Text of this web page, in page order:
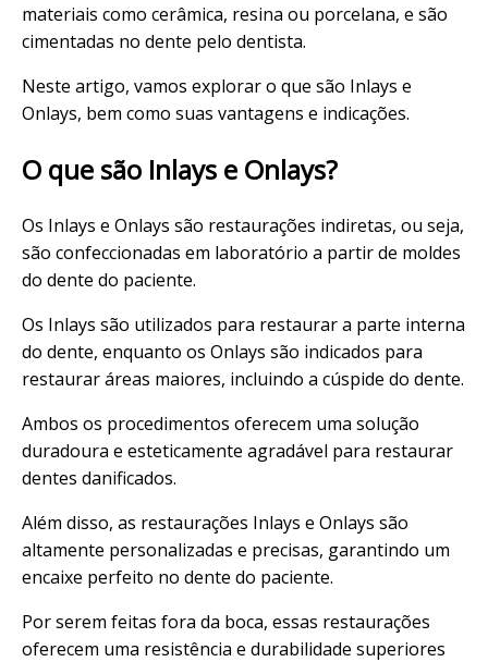
materiais como cerâmica, resina ou porcelana, e são
cimentadas no dente pelo dentista.
Neste artigo, vamos explorar o que são Inlays e
Onlays, bem como suas vantagens e indicações.
O que são Inlays e Onlays?
Os Inlays e Onlays são restaurações indiretas, ou seja,
são confeccionadas em laboratório a partir de moldes
do dente do paciente.
Os Inlays são utilizados para restaurar a parte interna
do dente, enquanto os Onlays são indicados para
restaurar áreas maiores, incluindo a cúspide do dente.
Ambos os procedimentos oferecem uma solução
duradoura e esteticamente agradável para restaurar
dentes danificados.
Além disso, as restaurações Inlays e Onlays são
altamente personalizadas e precisas, garantindo um
encaixe perfeito no dente do paciente.
Por serem feitas fora da boca, essas restaurações
oferecem uma resistência e durabilidade superiores